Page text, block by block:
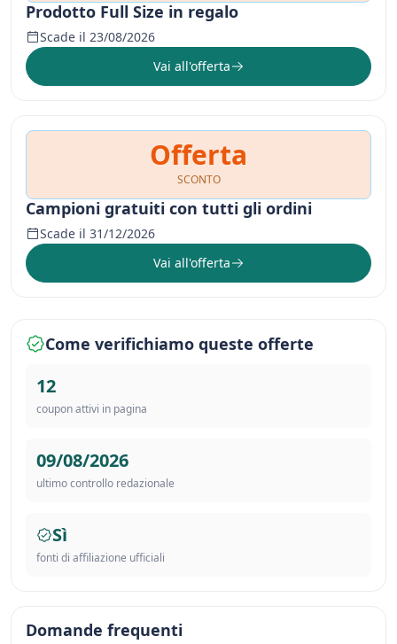
Prodotto Full Size in regalo
Scade il 23/08/2026
Vai all'offerta
Offerta
SCONTO
Campioni gratuiti con tutti gli ordini
Scade il 31/12/2026
Vai all'offerta
Come verifichiamo queste offerte
12
coupon attivi in pagina
09/08/2026
ultimo controllo redazionale
Sì
fonti di affiliazione ufficiali
Domande frequenti